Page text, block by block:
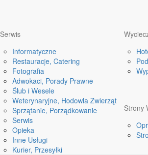
Serwis
Informatyczne
Restauracje, Catering
Fotografia
Adwokaci, Porady Prawne
Ślub i Wesele
Weterynaryjne, Hodowla Zwierząt
Sprzątanie, Porządkowanie
Serwis
Opieka
Inne Usługi
Kurier, Przesyłki
Strony